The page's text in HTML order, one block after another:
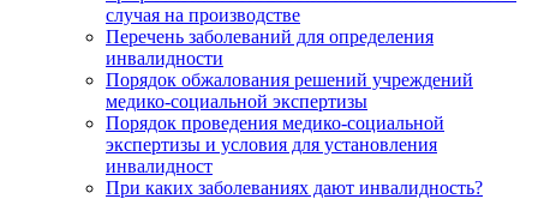
случая на производстве
Перечень заболеваний для определения
инвалидности
Порядок обжалования решений учреждений
медико-социальной экспертизы
Порядок проведения медико-социальной
экспертизы и условия для установления
инвалидност
При каких заболеваниях дают инвалидность?